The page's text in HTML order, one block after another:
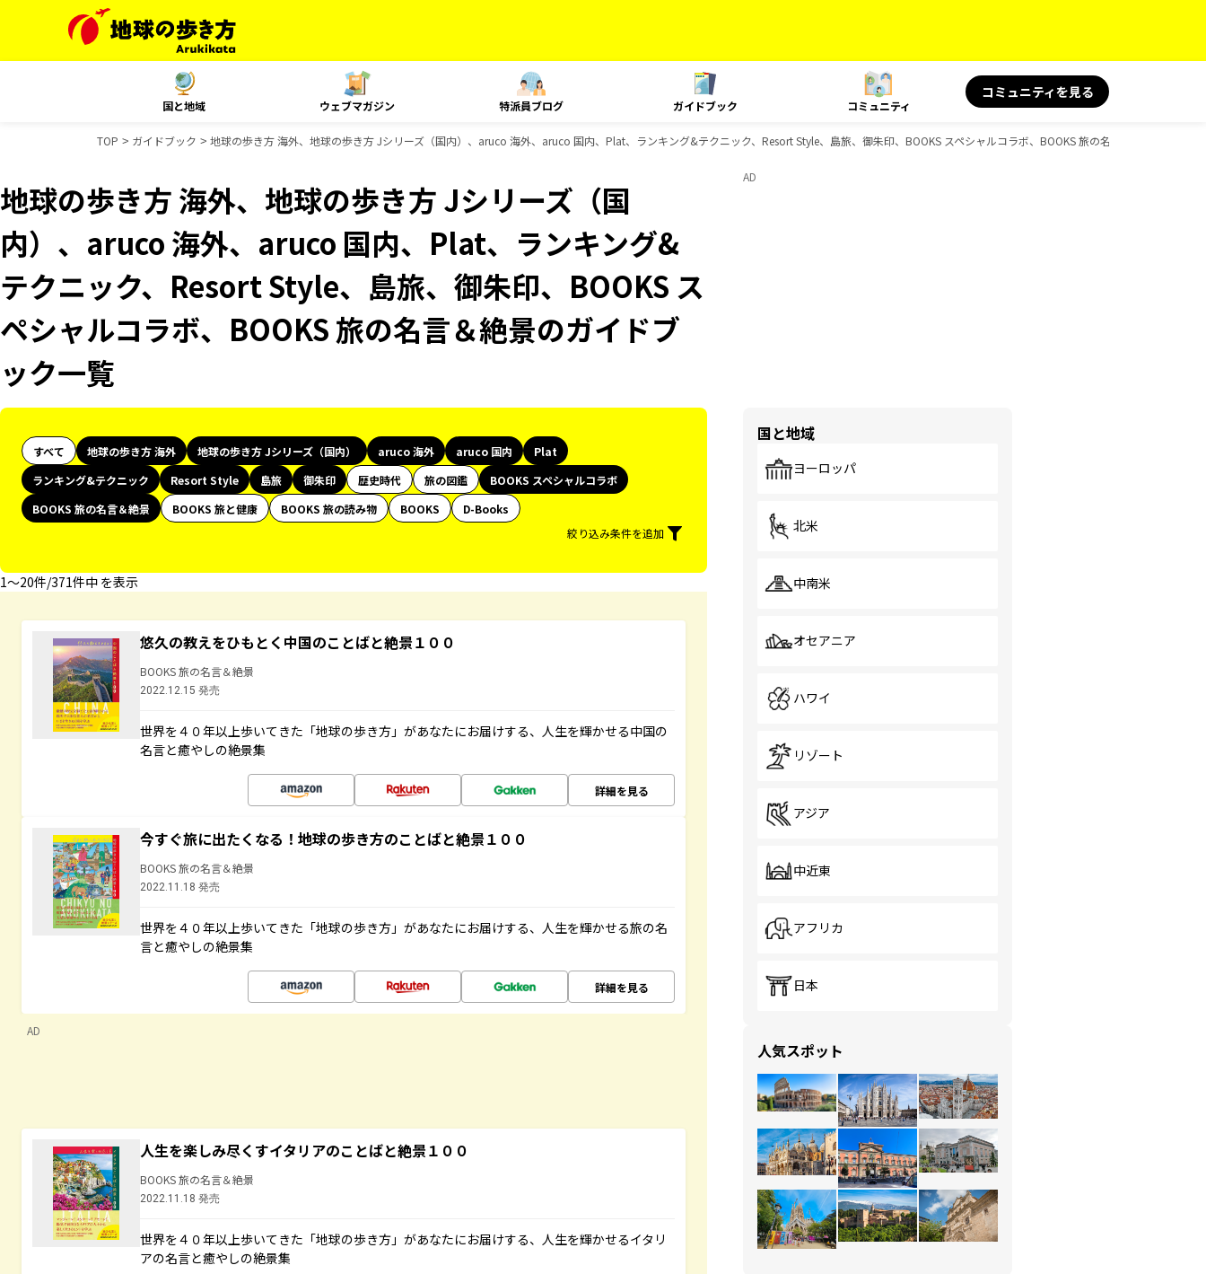
国と地域 ウェブマガジン 特派員ブログ ガイドブック コミュニティ
コミュニティを見る
TOP ガイドブック 地球の歩き方 海外、地球の歩き方 Jシリーズ（国内）、aruco 海外、aruco 国内、Plat、ランキング&テクニック、Resort Style、島旅、御朱印、BOOKS スペシャルコラボ、BOOKS 旅の名言＆絶景のガイド
地球の歩き方 海外、地球の歩き方 Jシリーズ（国
内）、aruco 海外、aruco 国内、Plat、ランキング&
テクニック、Resort Style、島旅、御朱印、BOOKS ス
ペシャルコラボ、BOOKS 旅の名言＆絶景のガイドブ
ック一覧
すべて 地球の歩き方 海外 地球の歩き方 Jシリーズ（国内） aruco 海外 aruco 国内
Plat
ランキング&テクニック
Resort Style 島旅 御朱印 歴史時代 旅の図鑑
BOOKS スペシャルコラボ
BOOKS 旅の名言＆絶景
BOOKS 旅と健康 BOOKS 旅の読み物 BOOKS
D-Books
絞り込み条件を追加
1〜20件/371件中 を表示
悠久の教えをひもとく中国のことばと絶景１００
BOOKS 旅の名言＆絶景
2022.12.15 発売
世界を４０年以上歩いてきた「地球の歩き方」があなたにお届けする、人生を輝かせる中国の
名言と癒やしの絶景集
詳細を見る
今すぐ旅に出たくなる！地球の歩き方のことばと絶景１００
BOOKS 旅の名言＆絶景
2022.11.18 発売
世界を４０年以上歩いてきた「地球の歩き方」があなたにお届けする、人生を輝かせる旅の名
言と癒やしの絶景集
詳細を見る
AD
人生を楽しみ尽くすイタリアのことばと絶景１００
BOOKS 旅の名言＆絶景
2022.11.18 発売
世界を４０年以上歩いてきた「地球の歩き方」があなたにお届けする、人生を輝かせるイタリ
アの名言と癒やしの絶景集
AD
国と地域
ヨーロッパ
北米
中南米
オセアニア
ハワイ
リゾート
アジア
中近東
アフリカ
日本
人気スポット